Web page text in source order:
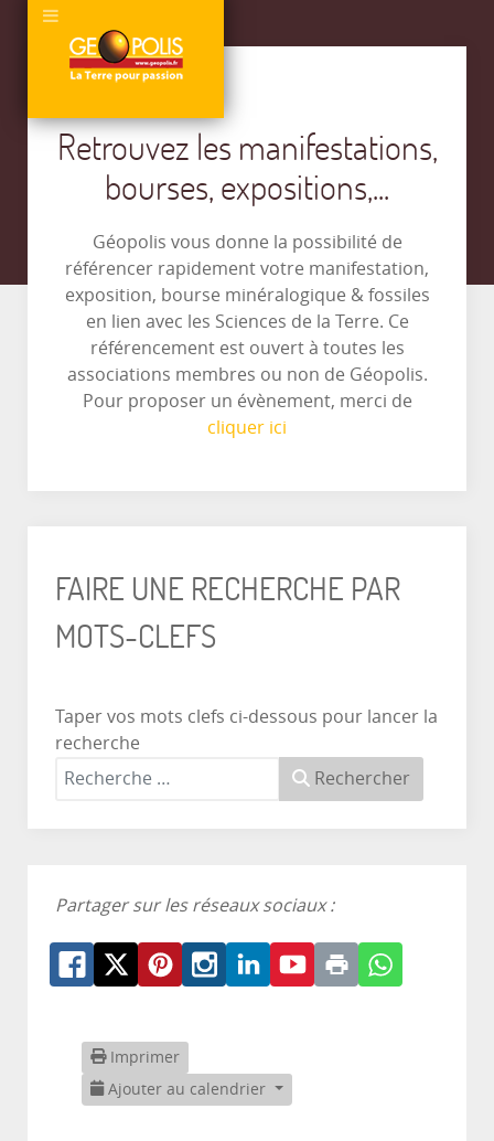
Retrouvez les manifestations,
bourses, expositions,...
Géopolis vous donne la possibilité de
référencer rapidement votre manifestation,
exposition, bourse minéralogique & fossiles
en lien avec les Sciences de la Terre. Ce
référencement est ouvert à toutes les
associations membres ou non de Géopolis.
Pour proposer un évènement, merci de
cliquer ici
FAIRE UNE RECHERCHE PAR
MOTS-CLEFS
Taper vos mots clefs ci-dessous pour lancer la
recherche
Rechercher
Partager sur les réseaux sociaux :
Imprimer
Ajouter au calendrier